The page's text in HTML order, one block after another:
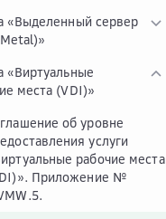
«Выделенный сервер
«Виртуальные
места (VDI)»
об уровне
услуги
рабочие места
Приложение №